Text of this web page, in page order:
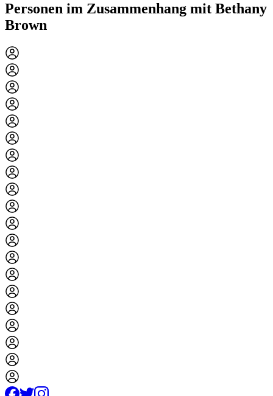
Personen im Zusammenhang mit Bethany
Brown